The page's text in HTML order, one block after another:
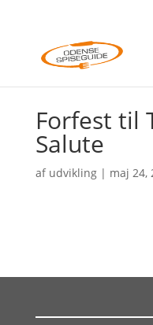
Forfest til
Salute
af udvikling| maj 24,